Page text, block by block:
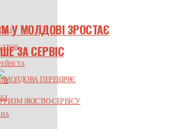
У МОЛДОВІ ЗРОСТАЄ
ЗА СЕРВІС